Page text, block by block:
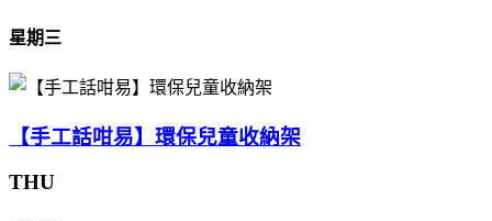
星期三
【手工話咁易】環保兒童收納架
THU